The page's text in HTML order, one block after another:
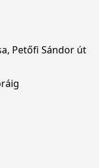
Petőfi Sándor út